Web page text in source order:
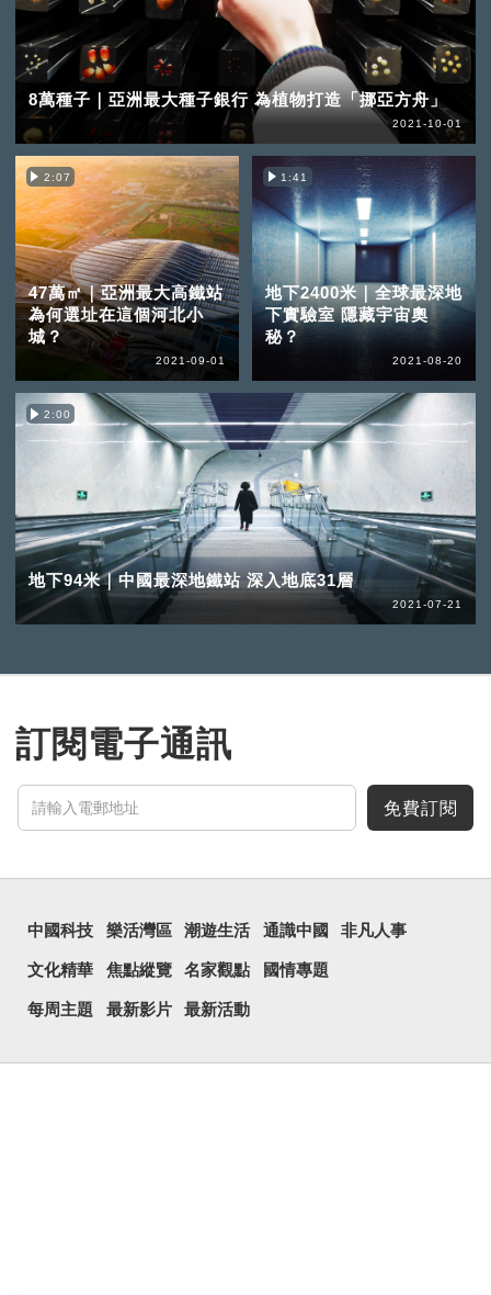
8萬種子｜亞洲最大種子銀行 為植物打造「挪亞方舟」
2021-10-01
2:07
47萬㎡｜亞洲最大高鐵站
為何選址在這個河北小
城？
2021-09-01
1:41
地下2400米｜全球最深地
下實驗室 隱藏宇宙奧
秘？
2021-08-20
2:00
地下94米｜中國最深地鐵站 深入地底31層
2021-07-21
訂閱電子通訊
免費訂閱
中國科技 樂活灣區 潮遊生活 通識中國 非凡人事
文化精華 焦點縱覽 名家觀點 國情專題
每周主題 最新影片 最新活動